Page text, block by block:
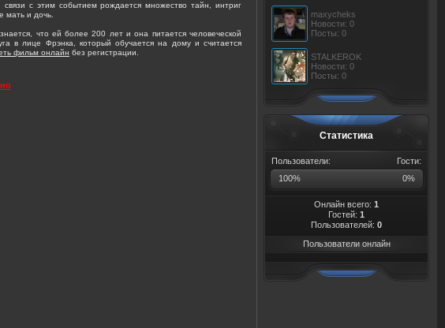
maxycheks
Новости: 0
Посты: 0
STALKEROK
Новости: 0
Посты: 0
Статистика
Гости:
Пользователи:
100%
0%
Онлайн всего: 1
Гостей: 1
Пользователей: 0
Пользователи онлайн
с этим событием рождается множество тайн, интриг
мать и дочь.
что ей более 200 лет и она питается человеческой
в лице Фрэнка, который обучается на дому и считается
фильм онлайн без регистрации.